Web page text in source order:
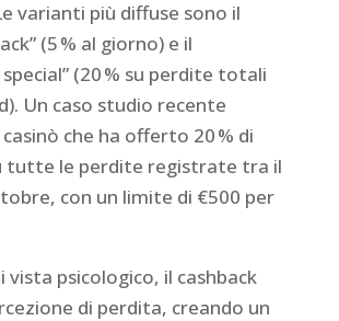
varianti più diffuse sono il
(5 % al giorno) e il
(20 % su perdite totali
Un caso studio recente
che ha offerto 20 % di
tutte le perdite registrate tra il
con un limite di €500 per
vista psicologico, il cashback
di perdita, creando un